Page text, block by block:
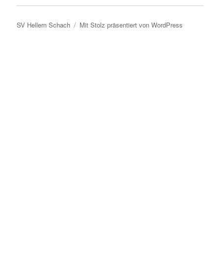
SV Hellern Schach Mit Stolz präsentiert von WordPress